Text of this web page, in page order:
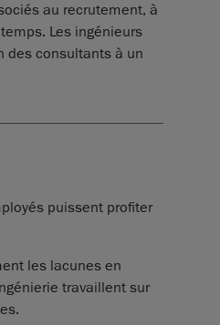
au recrutement, à
Les ingénieurs
des consultants à un
puissent profiter
les lacunes en
travaillent sur